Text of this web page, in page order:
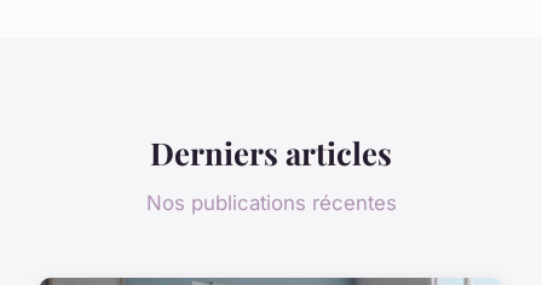
Derniers articles
Nos publications récentes